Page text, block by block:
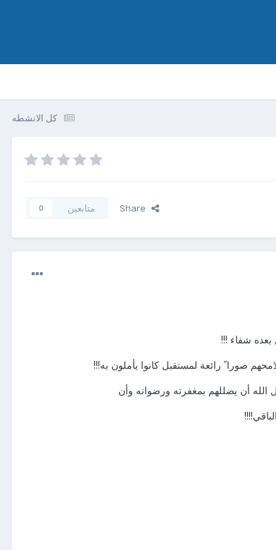
كل الانشطه
متابعين 0
شفاء !!!
صورا ً رائعة لمستقبل كانوا يأملون به!!!